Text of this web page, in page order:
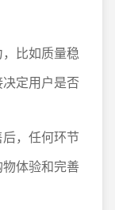
比如质量稳
定用户是否
，任何环节
体验和完善